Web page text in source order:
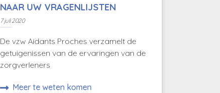
NAAR UW VRAGENLIJSTEN
7 juli 2020
De vzw Aidants Proches verzamelt de
getuigenissen van de ervaringen van de
zorgverleners
Meer te weten komen